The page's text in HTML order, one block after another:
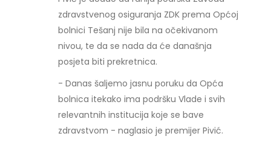
zdravstvenog osiguranja ZDK prema Općoj
bolnici Tešanj nije bila na očekivanom
nivou, te da se nada da će današnja
posjeta biti prekretnica.
- Danas šaljemo jasnu poruku da Opća
bolnica itekako ima podršku Vlade i svih
relevantnih institucija koje se bave
zdravstvom - naglasio je premijer Pivić.